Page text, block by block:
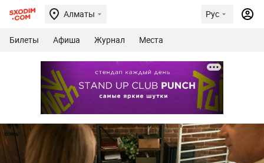
Алматы Рус
Билеты Афиша Журнал Места